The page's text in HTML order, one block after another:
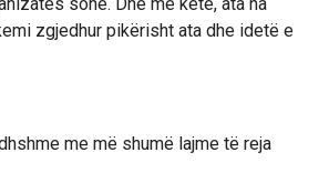
zgjedhur pikërisht ata dhe idetë e
me më shumë lajme të reja